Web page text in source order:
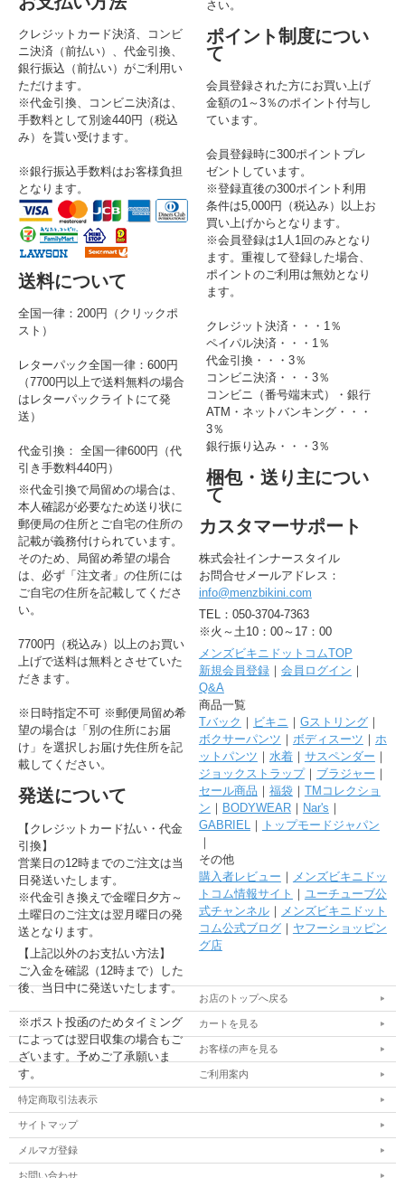
クレジットカード決済、コンビ
ニ決済（前払い）、代金引換、
銀行振込（前払い）がご利用い
ただけます。
※代金引換、コンビニ決済は、
手数料として別途440円（税込
み）を貰い受けます。
※銀行振込手数料はお客様負担
となります。
送料について
全国一律：200円（クリックポ
スト）
レターパック全国一律：600円
（7700円以上で送料無料の場合
はレターパックライトにて発
送）
代金引換： 全国一律600円（代
引き手数料440円）
※代金引換で局留めの場合は、
本人確認が必要なため送り状に
郵便局の住所とご自宅の住所の
記載が義務付けられています。
そのため、局留め希望の場合
は、必ず「注文者」の住所には
ご自宅の住所を記載してくださ
い。
7700円（税込み）以上のお買い
上げで送料は無料とさせていた
だきます。
※日時指定不可 ※郵便局留め希
望の場合は「別の住所にお届
け」を選択しお届け先住所を記
載してください。
発送について
【クレジットカード払い・代金
引換】
営業日の12時までのご注文は当
日発送いたします。
※代金引き換えで金曜日夕方～
土曜日のご注文は翌月曜日の発
送となります。
【上記以外のお支払い方法】
ご入金を確認（12時まで）した
後、当日中に発送いたします。
※ポスト投函のためタイミング
によっては翌日収集の場合もご
ざいます。予めご了承願いま
す。
さい。
ポイント制度につい
て
会員登録された方にお買い上げ
金額の1～3％のポイント付与し
ています。
会員登録時に300ポイントプレ
ゼントしています。
※登録直後の300ポイント利用
条件は5,000円（税込み）以上お
買い上げからとなります。
※会員登録は1人1回のみとなり
ます。重複して登録した場合、
ポイントのご利用は無効となり
ます。
クレジット決済・・・1％
ペイパル決済・・・1％
代金引換・・・3％
コンビニ決済・・・3％
コンビニ（番号端末式）・銀行
ATM・ネットバンキング・・・
3％
銀行振り込み・・・3％
梱包・送り主につい
て
カスタマーサポート
株式会社インナースタイル
お問合せメールアドレス：
info@menzbikini.com
TEL：050-3704-7363
※火～土10：00～17：00
メンズビキニドットコムTOP
新規会員登録｜ 会員ログイン ｜
Q&A
商品一覧
Tバック ｜ ビキニ ｜ Gストリング｜
ボクサーパンツ ｜ ボディスーツ ｜ ホ
ットパンツ ｜ 水着｜ サスペンダー ｜
ジョックストラップ｜ ブラジャー ｜
セール商品 ｜ 福袋｜ TMコレクショ
ン ｜ BODYWEAR｜ Nar's ｜
GABRIEL｜
トップモードジャパン
｜
その他
購入者レビュー ｜ メンズビキニドッ
トコム情報サイト ｜ ユーチューブ公
式チャンネル｜ メンズビキニドット
コム公式ブログ｜ ヤフーショッピン
グ店
お店のトップへ戻る
カートを見る
お客様の声を見る
ご利用案内
特定商取引法表示
サイトマップ
メルマガ登録
お問い合わせ